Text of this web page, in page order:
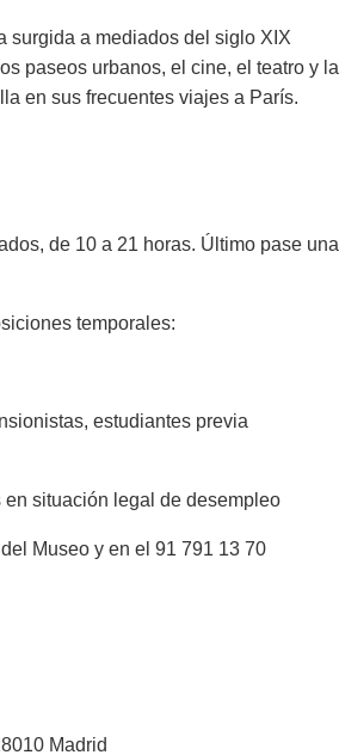
surgida a mediados del siglo XIX
paseos urbanos, el cine, el teatro y la
en sus frecuentes viajes a París.
de 10 a 21 horas. Último pase una
temporales:
estudiantes previa
situación legal de desempleo
Museo y en el 91 791 13 70
Madrid